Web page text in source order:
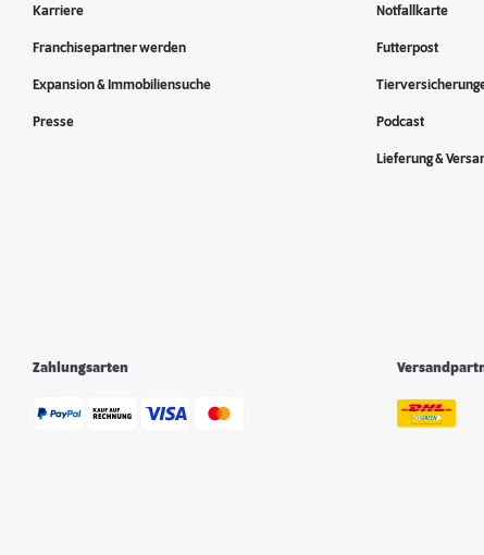
Karriere
Franchisepartner werden
Expansion & Immobiliensuche
Presse
Notfallkarte
Futterpost
Podcast
Lieferung &
Zahlungsarten